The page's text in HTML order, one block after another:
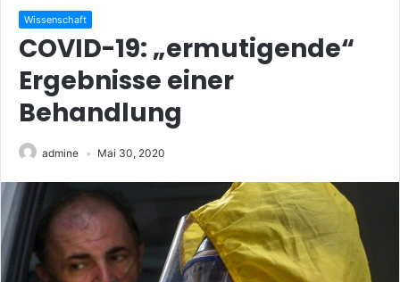
Wissenschaft
COVID-19: „ermutigende“
Ergebnisse einer
Behandlung
admine Mai 30, 2020